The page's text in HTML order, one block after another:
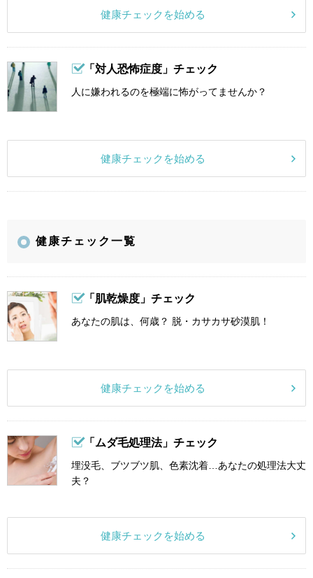
健康チェックを始める
「対人恐怖症度」チェック
人に嫌われるのを極端に怖がってませんか？
健康チェックを始める
健康チェック一覧
「肌乾燥度」チェック
あなたの肌は、何歳？ 脱・カサカサ砂漠肌！
健康チェックを始める
「ムダ毛処理法」チェック
埋没毛、ブツブツ肌、色素沈着…あなたの処理法大丈
夫？
健康チェックを始める